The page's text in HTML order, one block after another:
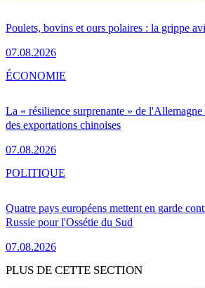
Poulets, bovins et ours polaires : la grippe
07.08.2026
La « résilience surprenante » de l'Allemagne
des exportations chinoises
07.08.2026
ÉCONOMIE
Quatre pays européens mettent en garde
Russie pour l'Ossétie du Sud
07.08.2026
POLITIQUE
PLUS DE CETTE SECTION